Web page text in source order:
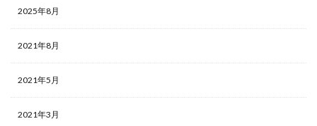
2025年8月
2021年8月
2021年5月
2021年3月